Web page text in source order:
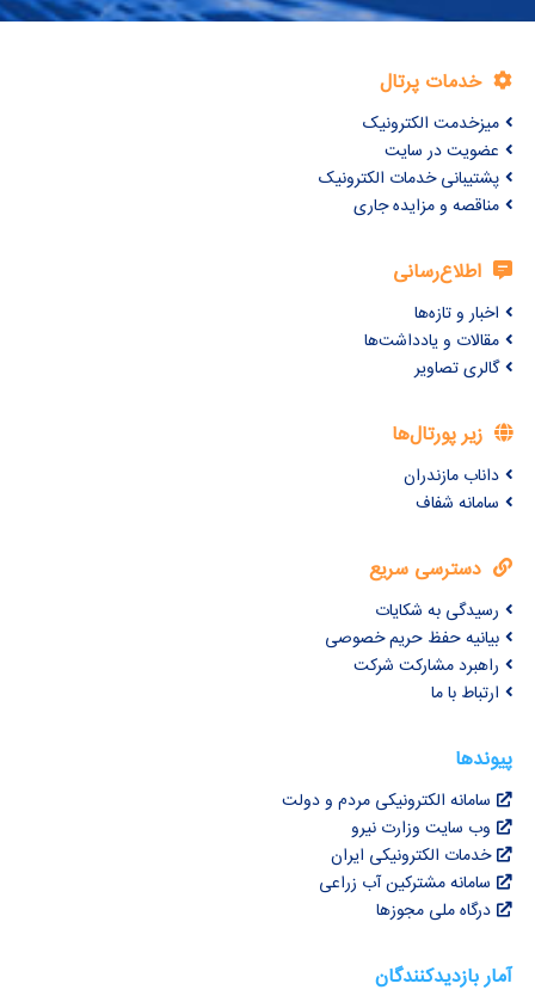
خدمات پرتال
میزخدمت الکترونیک
عضویت در سایت
پشتیبانی خدمات الکترونیک
مناقصه و مزایده جاری
اطلاع‌رسانی
اخبار و تازه‌ها
مقالات و یادداشت‌ها
گالری تصاویر
زیر پورتال‌ها
داناب مازندران
سامانه شفاف
دسترسی سریع
رسیدگی به شکایات
بیانیه حفظ حریم خصوصی
راهبرد مشارکت شرکت
ارتباط با ما
پیوندها
سامانه الکترونیکی مردم و دولت
وب سایت وزارت نیرو
خدمات الکترونیکی ایران
سامانه مشترکین آب زراعی
درگاه ملی مجوزها
آمار بازدیدکنندگان